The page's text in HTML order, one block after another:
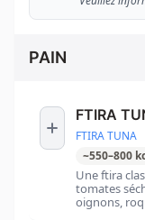
PAIN
FTIRA
FTIRA TUNA
~550–800
Une ftira
tomates
oignons,